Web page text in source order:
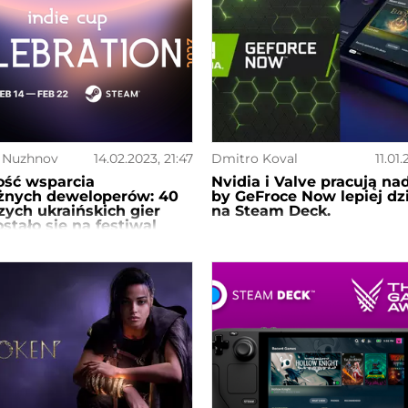
14.02.2023, 21:47
wsparcia
deweloperów: 40
ukraińskich gier
się na festiwal
Dmitro Koval
Nvidia i Valve pracują
by GeFroce Now lepiej
na Steam Deck.